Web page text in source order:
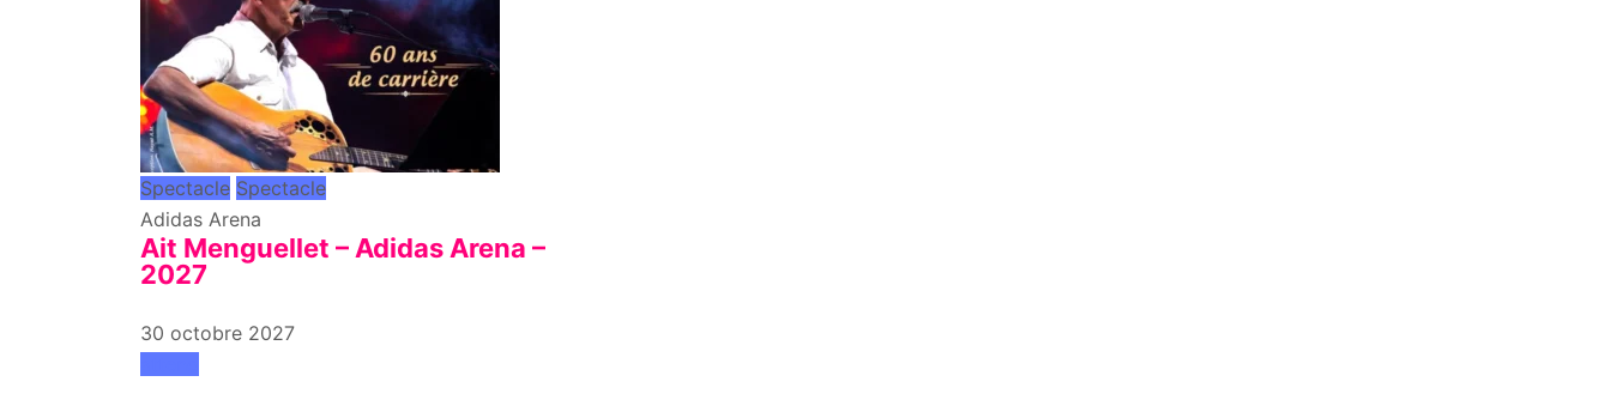
Spectacle Spectacle
Adidas Arena
Ait Menguellet – Adidas Arena –
2027
30 octobre 2027